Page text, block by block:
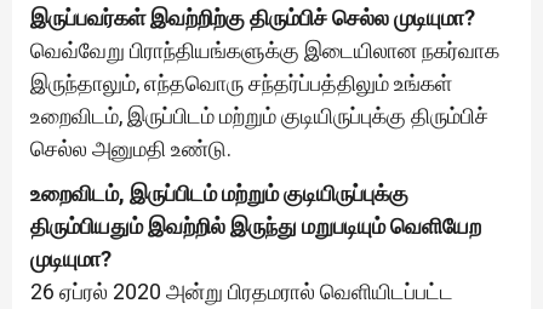
இருப்பவர்கள் இவற்றிற்கு திரும்பிச் செல்ல முடியுமா?
வெவ்வேறு பிராந்தியங்களுக்கு இடையிலான நகர்வாக
இருந்தாலும், எந்தவொரு சந்தர்ப்பத்திலும் உங்கள்
உறைவிடம், இருப்பிடம் மற்றும் குடியிருப்புக்கு திரும்பிச்
செல்ல அனுமதி உண்டு.
உறைவிடம், இருப்பிடம் மற்றும் குடியிருப்புக்கு
திரும்பியதும் இவற்றில் இருந்து மறுபடியும் வெளியேற
முடியுமா?
26 ஏப்ரல் 2020 அன்று பிரதமரால் வெளியிடப்பட்ட